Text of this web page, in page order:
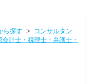
ら探す >
コンサルタン
計士・税理士・弁護士・